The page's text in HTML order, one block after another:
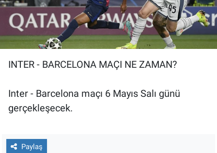
INTER - BARCELONA MAÇI NE ZAMAN?
Inter - Barcelona maçı 6 Mayıs Salı günü
gerçekleşecek.
Paylaş
Teknoloji
Türkiye'nin Geleceği
Türkiye'nin Gündemi
Yerel Gündem
Canlı Yayın